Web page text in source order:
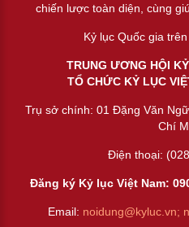
chiến lược toàn diện, cùng
Kỷ lục Quốc gia
TRUNG ƯƠNG HỘI
TỔ CHỨC KỶ LỤC
Trụ sở chính: 01 Đặng Văn
Chí
Điện thoại:
Đăng ký Kỷ lục Việt Nam:
Email: noidung@kyluc.vn;